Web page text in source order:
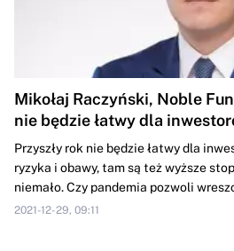
Mikołaj Raczyński, Noble
nie będzie łatwy dla
Przyszły rok nie będzie łatwy dla
ryzyka i obawy, tam są też wyższe
niemało. Czy pandemia pozwoli
2021-12-29, 09:11